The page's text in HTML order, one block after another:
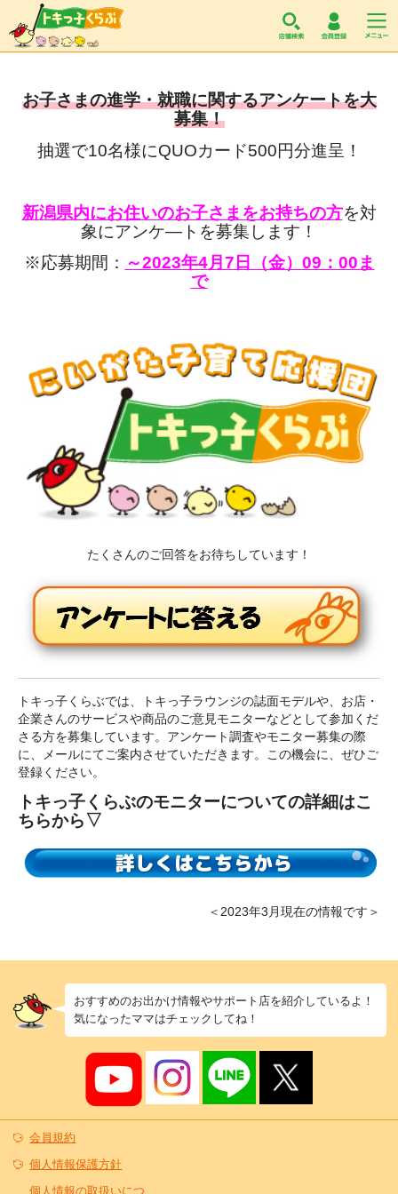
お子さまの進学・就職に関するアンケートを大
募集！
抽選で10名様にQUOカード500円分進呈！
新潟県内にお住いのお子さまをお持ちの方を対
象にアンケ―トを募集します！
※応募期間： ～2023年4月7日（金）09：00ま
で
たくさんのご回答をお待ちしています！
トキっ子くらぶでは、トキっ子ラウンジの誌面モデルや、お店・
企業さんのサービスや商品のご意見モニターなどとして参加くだ
さる方を募集しています。アンケート調査やモニター募集の際
に、メールにてご案内させていただきます。この機会に、ぜひご
登録ください。
トキっ子くらぶのモニターについての詳細はこ
ちらから▽
＜2023年3月現在の情報です＞
おすすめのお出かけ情報やサポート店を紹介しているよ！
気になったママはチェックしてね！
会員規約
個人情報保護方針
個人情報の取扱いにつ